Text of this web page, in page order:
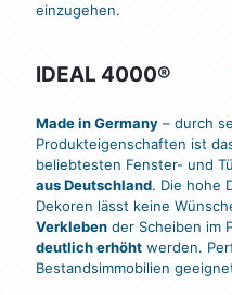
einzugehen.
IDEAL 4000®
Made in Germany – durch
Produkteigenschaften ist
beliebtesten Fenster- und
aus Deutschland. Die hohe
Dekoren lässt keine
Verkleben der Scheiben im
deutlich erhöht werden.
Bestandsimmobilien